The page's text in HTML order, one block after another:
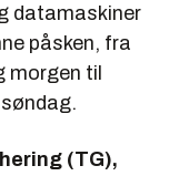
datamaskiner
påsken, fra
morgen til
(TG),